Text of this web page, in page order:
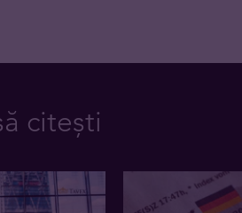
citești